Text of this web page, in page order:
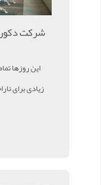
شرکت
این روزها
زیادی برای